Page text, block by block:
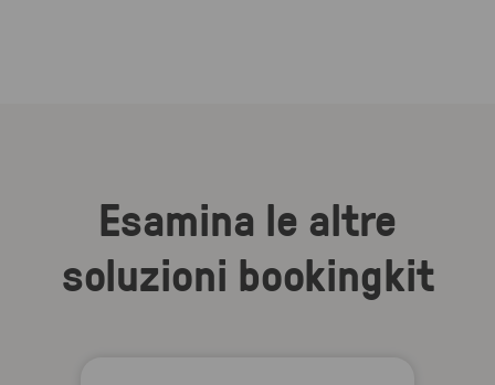
Esamina le altre
soluzioni bookingkit